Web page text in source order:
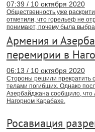
07:39 / 10 октября 2020
Общественность уже
отметили, что горельеф не
понимают, почему была
Армения и
перемирии в
06:13 / 10 октября 2020
Стороны решили прекратить
телами погибших. Однако
Азербайджана сообщило, что
Нагорном Карабахе.
Росавиация